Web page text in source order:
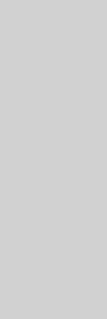
oder Salsa.
der Festhalle